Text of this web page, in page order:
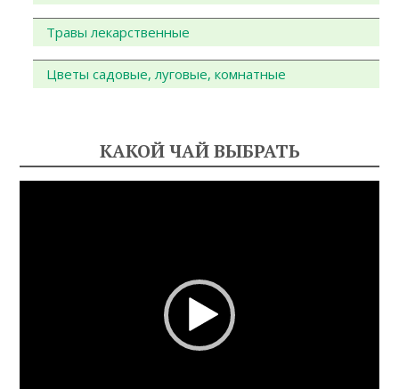
Травы лекарственные
Цветы садовые, луговые, комнатные
КАКОЙ ЧАЙ ВЫБРАТЬ